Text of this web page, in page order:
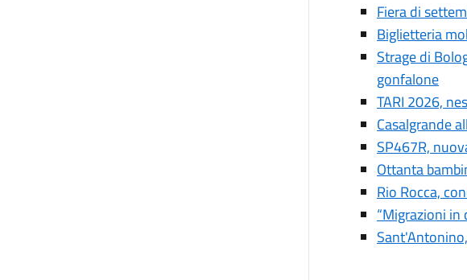
Fiera di
Biglietteria
Strage di
gonfalone
TARI 2026,
Casalgrande
SP467R,
Ottanta
Rio Rocca,
“Migrazioni in